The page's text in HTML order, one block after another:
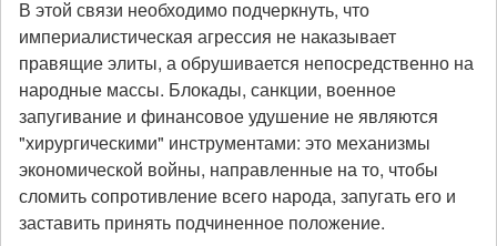
В этой связи необходимо подчеркнуть, что
империалистическая агрессия не наказывает
правящие элиты, а обрушивается непосредственно на
народные массы. Блокады, санкции, военное
запугивание и финансовое удушение не являются
"хирургическими" инструментами: это механизмы
экономической войны, направленные на то, чтобы
сломить сопротивление всего народа, запугать его и
заставить принять подчиненное положение.